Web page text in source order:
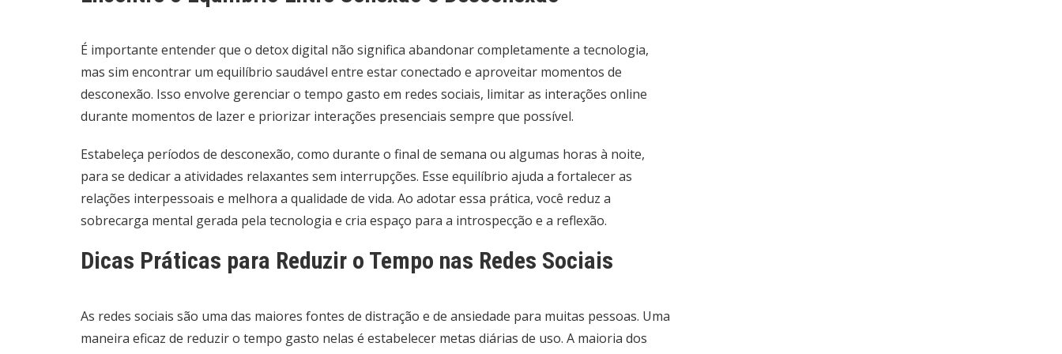
É importante entender que o detox digital não significa abandonar completamente a tecnologia,
mas sim encontrar um equilíbrio saudável entre estar conectado e aproveitar momentos de
desconexão. Isso envolve gerenciar o tempo gasto em redes sociais, limitar as interações online
durante momentos de lazer e priorizar interações presenciais sempre que possível.
Estabeleça períodos de desconexão, como durante o final de semana ou algumas horas à noite,
para se dedicar a atividades relaxantes sem interrupções. Esse equilíbrio ajuda a fortalecer as
relações interpessoais e melhora a qualidade de vida. Ao adotar essa prática, você reduz a
sobrecarga mental gerada pela tecnologia e cria espaço para a introspecção e a reflexão.
Dicas Práticas para Reduzir o Tempo nas Redes Sociais
As redes sociais são uma das maiores fontes de distração e de ansiedade para muitas pessoas. Uma
maneira eficaz de reduzir o tempo gasto nelas é estabelecer metas diárias de uso. A maioria dos